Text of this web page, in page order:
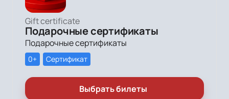
Gift certificate
Подарочные сертификаты
Подарочные сертификаты
0+ Сертификат
Выбрать билеты